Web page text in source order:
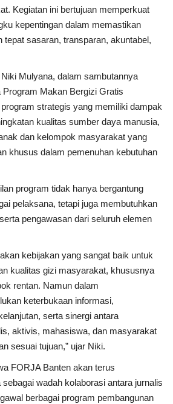
Kegiatan ini bertujuan memperkuat
kepentingan dalam memastikan
tepat sasaran, transparan, akuntabel,
Mulyana, dalam sambutannya
Makan Bergizi Gratis
strategis yang memiliki dampak
kualitas sumber daya manusia,
dan kelompok masyarakat yang
khusus dalam pemenuhan kebutuhan
program tidak hanya bergantung
pelaksana, tetapi juga membutuhkan
pengawasan dari seluruh elemen
kebijakan yang sangat baik untuk
kualitas gizi masyarakat, khususnya
rentan. Namun dalam
keterbukaan informasi,
serta sinergi antara
aktivis, mahasiswa, dan masyarakat
sesuai tujuan,” ujar Niki.
FORJA Banten akan terus
wadah kolaborasi antara jurnalis
berbagai program pembangunan